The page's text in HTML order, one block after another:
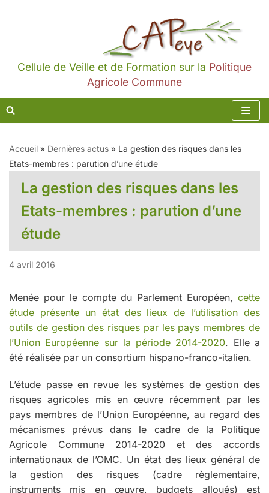
contenu
Cellule de Veille et de Formation sur la Politique
Agricole Commune
Accueil » Dernières actus » La gestion des risques dans les
Etats-membres : parution d’une étude
La gestion des risques dans les
Etats-membres : parution d’une
étude
4 avril 2016
Menée pour le compte du Parlement Européen, cette
étude présente un état des lieux de l’utilisation des
outils de gestion des risques par les pays membres de
l’Union Européenne sur la période 2014-2020. Elle a
été réalisée par un consortium hispano-franco-italien.
L’étude passe en revue les systèmes de gestion des
risques agricoles mis en œuvre récemment par les
pays membres de l’Union Européenne, au regard des
mécanismes prévus dans le cadre de la Politique
Agricole Commune 2014-2020 et des accords
internationaux de l’OMC. Un état des lieux général de
la gestion des risques (cadre règlementaire,
instruments mis en œuvre, budgets alloués) est